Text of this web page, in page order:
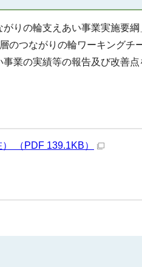
がりの輪支えあい事業実施要
のつながりの輪ワーキングチ
業の実績等の報告及び改善
（PDF 139.1KB）